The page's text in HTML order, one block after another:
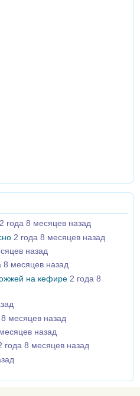
2 года 8 месяцев назад
2 года 8 месяцев назад
назад
8 месяцев назад
на кефире 2 года 8
8 месяцев назад
назад
года 8 месяцев назад